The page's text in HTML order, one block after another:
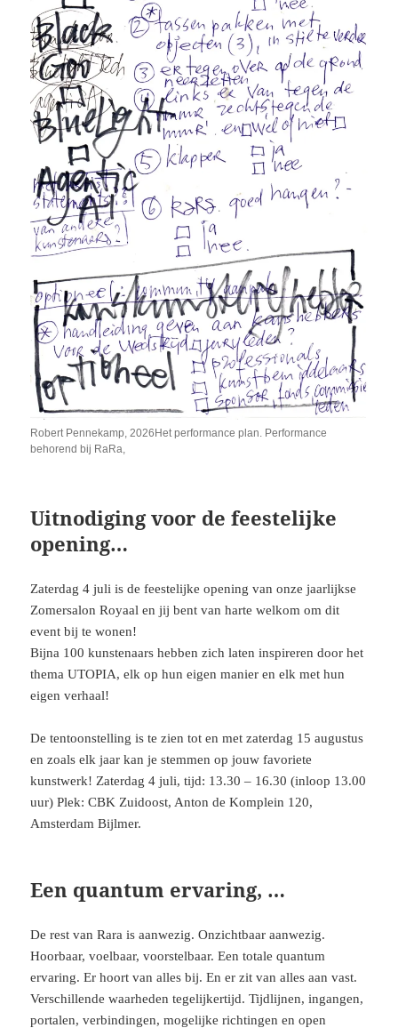
Robert Pennekamp, 2026Het performance plan. Performance
behorend bij RaRa,
Uitnodiging voor de feestelijke
opening…
Zaterdag 4 juli is de feestelijke opening van onze jaarlijkse
Zomersalon Royaal en jij bent van harte welkom om dit
event bij te wonen!
Bijna 100 kunstenaars hebben zich laten inspireren door het
thema UTOPIA, elk op hun eigen manier en elk met hun
eigen verhaal!
De tentoonstelling is te zien tot en met zaterdag 15 augustus
en zoals elk jaar kan je stemmen op jouw favoriete
kunstwerk! Zaterdag 4 juli, tijd: 13.30 – 16.30 (inloop 13.00
uur) Plek: CBK Zuidoost, Anton de Komplein 120,
Amsterdam Bijlmer.
Een quantum ervaring, …
De rest van Rara is aanwezig. Onzichtbaar aanwezig.
Hoorbaar, voelbaar, voorstelbaar. Een totale quantum
ervaring. Er hoort van alles bij. En er zit van alles aan vast.
Verschillende waarheden tegelijkertijd. Tijdlijnen, ingangen,
portalen, verbindingen, mogelijke richtingen en open